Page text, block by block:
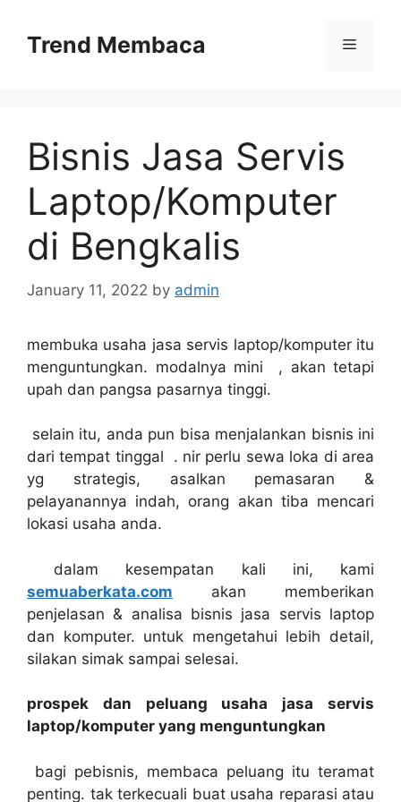
contentTrend Membaca Menu
Bisnis Jasa Servis
Laptop/Komputer
di Bengkalis
January 11, 2022 by admin
membuka usaha jasa servis laptop/komputer itu
menguntungkan. modalnya mini , akan tetapi
upah dan pangsa pasarnya tinggi.
selain itu, anda pun bisa menjalankan bisnis ini
dari tempat tinggal . nir perlu sewa loka di area
yg strategis, asalkan pemasaran &
pelayanannya indah, orang akan tiba mencari
lokasi usaha anda.
dalam kesempatan kali ini, kami
semuaberkata.com akan memberikan
penjelasan & analisa bisnis jasa servis laptop
dan komputer. untuk mengetahui lebih detail,
silakan simak sampai selesai.
prospek dan peluang usaha jasa servis
laptop/komputer yang menguntungkan
bagi pebisnis, membaca peluang itu teramat
penting. tak terkecuali buat usaha reparasi atau